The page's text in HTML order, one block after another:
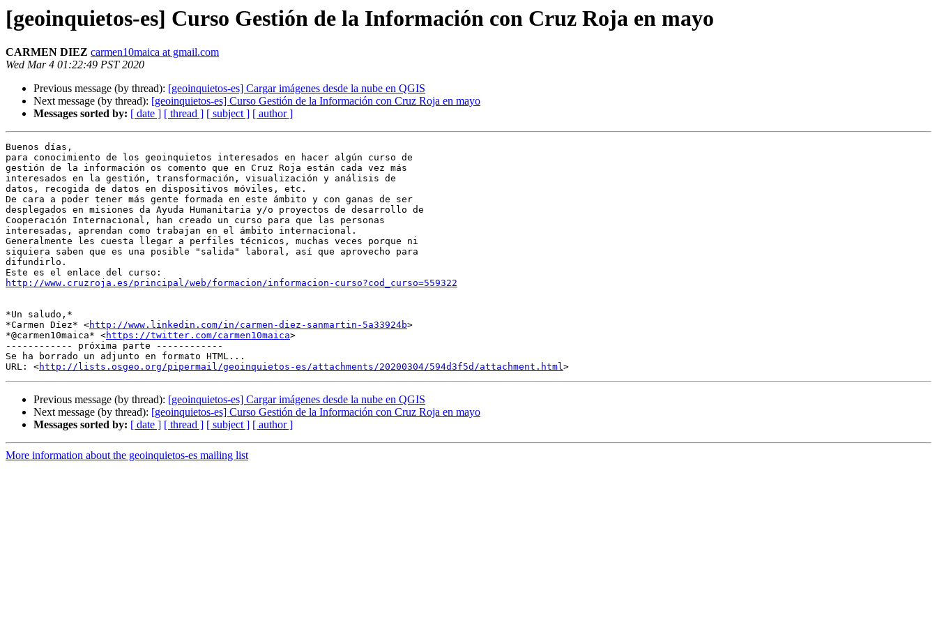
[geoinquietos-es] Curso Gestión de la Información con Cruz Roja en mayo
CARMEN DIEZ carmen10maica at gmail.com
Wed Mar 4 01:22:49 PST 2020
Previous message (by thread): [geoinquietos-es] Cargar imágenes desde la nube en QGIS
Next message (by thread): [geoinquietos-es] Curso Gestión de la Información con Cruz Roja en mayo
Messages sorted by: [ date ] [ thread ] [ subject ] [ author ]
Buenos días,
para conocimiento de los geoinquietos interesados en hacer algún curso de
gestión de la información os comento que en Cruz Roja están cada vez más
interesados en la gestión, transformación, visualización y análisis de
datos, recogida de datos en dispositivos móviles, etc.
De cara a poder tener más gente formada en este ámbito y con ganas de ser
desplegados en misiones da Ayuda Humanitaria y/o proyectos de desarrollo de
Cooperación Internacional, han creado un curso para que las personas
interesadas, aprendan como trabajan en el ámbito internacional.
Generalmente les cuesta llegar a perfiles técnicos, muchas veces porque ni
siquiera saben que es una posible "salida" laboral, así que aprovecho para
difundirlo.
http://www.cruzroja.es/principal/web/formacion/informacion-curso?cod_curso=559322
*Un saludo,*
*Carmen Díez* <http://www.linkedin.com/in/carmen-diez-sanmartin-5a33924b>
*@carmen10maica* <https://twitter.com/carmen10maica>
------------ próxima parte ------------
Se ha borrado un adjunto en formato HTML...
URL: <http://lists.osgeo.org/pipermail/geoinquietos-es/attachments/20200304/594d3f5d/attachment.html
Previous message (by thread): [geoinquietos-es] Cargar imágenes desde la nube en QGIS
Next message (by thread): [geoinquietos-es] Curso Gestión de la Información con Cruz Roja en mayo
Messages sorted by: [ date ] [ thread ] [ subject ] [ author ]
More information about the geoinquietos-es mailing list